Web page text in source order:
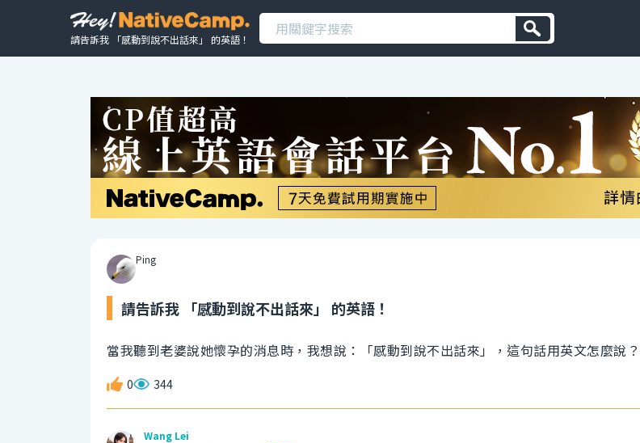
請告訴我 「感動到說不出話來」 的英語！
Ping
請告訴我 「感動到說不出話來」 的英語！
當我聽到老婆說她懷孕的消息時，我想說：「感動到說不出話來」，這句話用英文怎麼說？
0 344
Wang Lei